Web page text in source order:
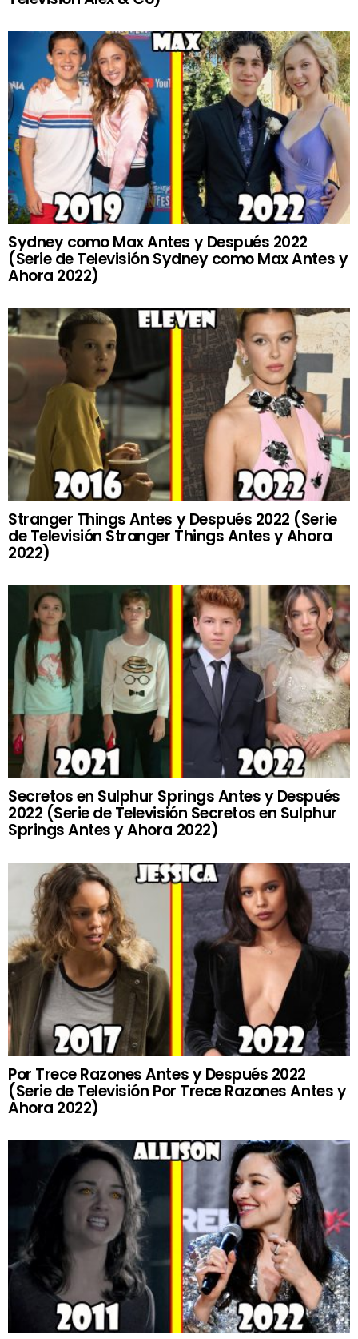
Sydney como Max Antes y Después 2022
(Serie de Televisión Sydney como Max Antes y
Ahora 2022)
Stranger Things Antes y Después 2022 (Serie
de Televisión Stranger Things Antes y Ahora
2022)
Secretos en Sulphur Springs Antes y Después
2022 (Serie de Televisión Secretos en Sulphur
Springs Antes y Ahora 2022)
Por Trece Razones Antes y Después 2022
(Serie de Televisión Por Trece Razones Antes y
Ahora 2022)